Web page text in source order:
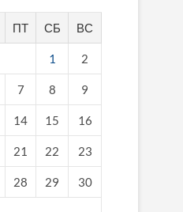
ПТ СБ ВС
1 2
7 8 9
14 15 16
21 22 23
28 29 30